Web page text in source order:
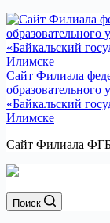
Сайт Филиала
«Байкальский
Илимске
Сайт Филиала
Поиск